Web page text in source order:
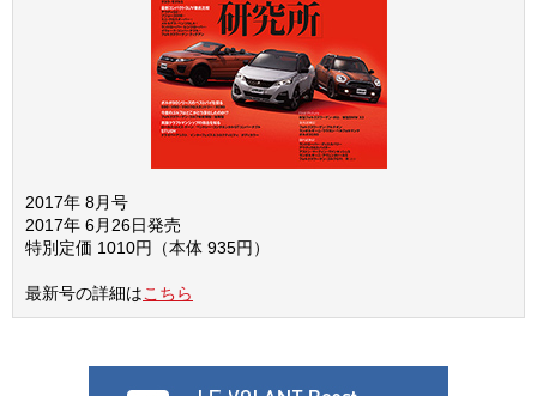
2017年 8月号
2017年 6月26日発売
特別定価 1010円（本体 935円）
最新号の詳細はこちら